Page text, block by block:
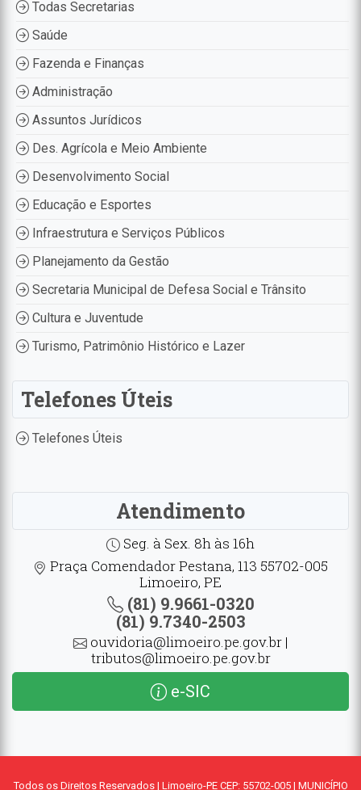
Todas Secretarias
Saúde
Fazenda e Finanças
Administração
Assuntos Jurídicos
Des. Agrícola e Meio Ambiente
Desenvolvimento Social
Educação e Esportes
Infraestrutura e Serviços Públicos
Planejamento da Gestão
Secretaria Municipal de Defesa Social e Trânsito
Cultura e Juventude
Turismo, Patrimônio Histórico e Lazer
Telefones Úteis
Telefones Úteis
Atendimento
Seg. à Sex. 8h às 16h
Praça Comendador Pestana, 113 55702-005
Limoeiro, PE
(81) 9.9661-0320
(81) 9.7340-2503
ouvidoria@limoeiro.pe.gov.br |
tributos@limoeiro.pe.gov.br
e-SIC
Todos os Direitos Reservados | Limoeiro-PE CEP: 55702-005 | MUNICÍPIO